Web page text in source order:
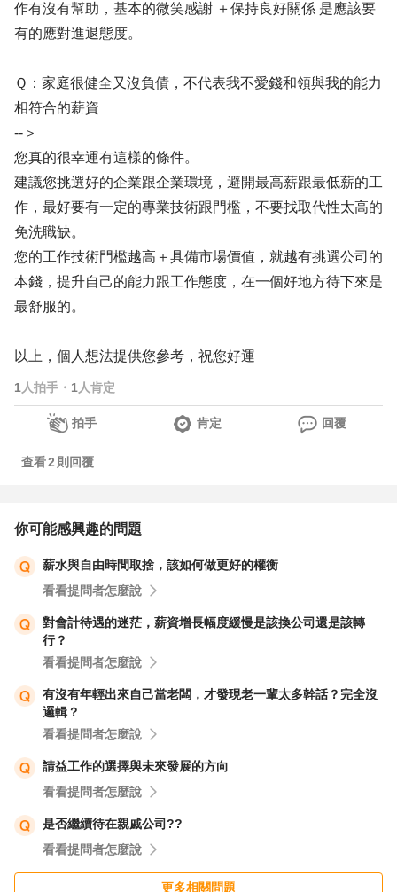
作有沒有幫助，基本的微笑感謝 ＋保持良好關係 是應該要
有的應對進退態度。
Ｑ：家庭很健全又沒負債，不代表我不愛錢和領與我的能力
相符合的薪資
--＞
您真的很幸運有這樣的條件。
建議您挑選好的企業跟企業環境，避開最高薪跟最低薪的工
作，最好要有一定的專業技術跟門檻，不要找取代性太高的
免洗職缺。
您的工作技術門檻越高＋具備市場價值，就越有挑選公司的
本錢，提升自己的能力跟工作態度，在一個好地方待下來是
最舒服的。
以上，個人想法提供您參考，祝您好運
1 人拍手 ・ 1 人肯定
拍手 肯定 回覆
查看2 則回覆
你可能感興趣的問題
薪水與自由時間取捨，該如何做更好的權衡
看看提問者怎麼說
對會計待遇的迷茫，薪資增長幅度緩慢是該換公司還是該轉
行？
看看提問者怎麼說
有沒有年輕出來自己當老闆，才發現老一輩太多幹話？完全沒
邏輯？
看看提問者怎麼說
請益工作的選擇與未來發展的方向
看看提問者怎麼說
是否繼續待在親戚公司??
看看提問者怎麼說
更多相關問題